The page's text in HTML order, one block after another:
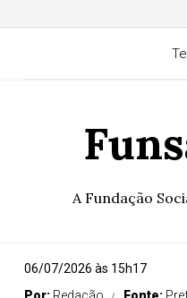
A Fundação
06/07/2026 às 15h17